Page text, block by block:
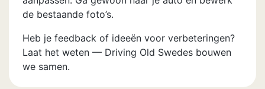
de bestaande foto’s.
Heb je feedback of ideeën voor verbeteringen?
Laat het weten — Driving Old Swedes bouwen
we samen.